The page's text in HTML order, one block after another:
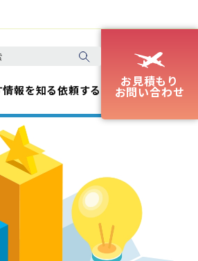
情報を知る依頼する
お見積もり
お問い合わせ